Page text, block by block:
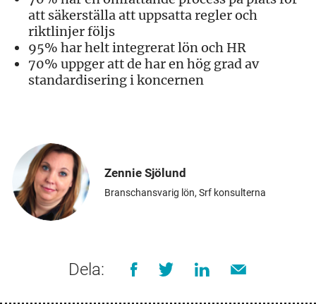
att säkerställa att uppsatta regler och
riktlinjer följs
95% har helt integrerat lön och HR
70% uppger att de har en hög grad av
standardisering i koncernen
Zennie Sjölund
Branschansvarig lön, Srf konsulterna
Dela: